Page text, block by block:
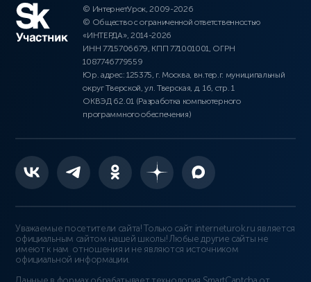
© ИнтернетУрок, 2009-2026
© Общество с ограниченной ответственностью
«ИНТЕРДА», 2014-2026
ИНН 7715706679, КПП 771001001, ОГРН
1087746779559
Юр. адрес: 125375, г. Москва, вн.тер.г. муниципальный
округ Тверской, ул. Тверская, д. 16, стр. 1
ОКВЭД 62.01 (Разработка компьютерного
программного обеспечения)
Уважаемые посетители сайта! Только сайт interneturok.ru является
официальным сайтом нашей школы! Любые другие сайты не
имеют к нам отношения и не являются источником
официальной информации.